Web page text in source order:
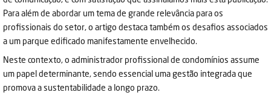
Para além de abordar um tema de grande relevância para os
profissionais do setor, o artigo destaca também os desafios associados
a um parque edificado manifestamente envelhecido.
Neste contexto, o administrador profissional de condomínios assume
um papel determinante, sendo essencial uma gestão integrada que
promova a sustentabilidade a longo prazo.